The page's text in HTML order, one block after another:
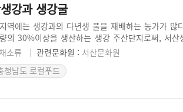
강과 생강굴
역에는 생강과의 다년생 풀을 재배하는 농가가 많
의 30%이상을 생산하는 생강 주산단지로써, 서산
운 맛과 향기가 강하여 향신식품으로 유명하다. 노
확한다. 서산시 누리집 자료에 따르면 서산은 생강
한 식품을 개발해 판매 중이다.
소류 관련문화원 : 서산문화원
청남도 로컬푸드